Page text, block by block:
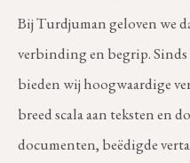
AR
Bij Turdjuman geloven we
verbinding en begrip.
bieden wij hoogwaardige
breed scala aan teksten en
documenten, beëdigde